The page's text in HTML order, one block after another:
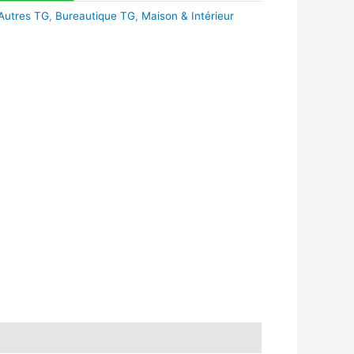
TG, Bureautique TG, Maison & Intérieur